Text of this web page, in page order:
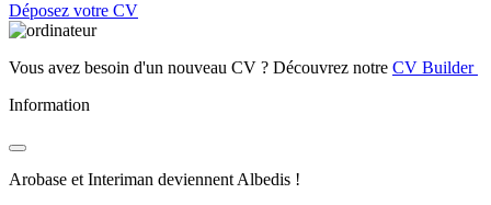
Déposez votre CV
Vous avez besoin d'un nouveau CV ? Découvrez notre CV Builder
Information
Arobase et Interiman deviennent Albedis !